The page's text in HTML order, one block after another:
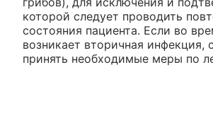
которой следует проводить
состояния пациента. Если во
возникает вторичная инфекция,
принять необходимые меры по